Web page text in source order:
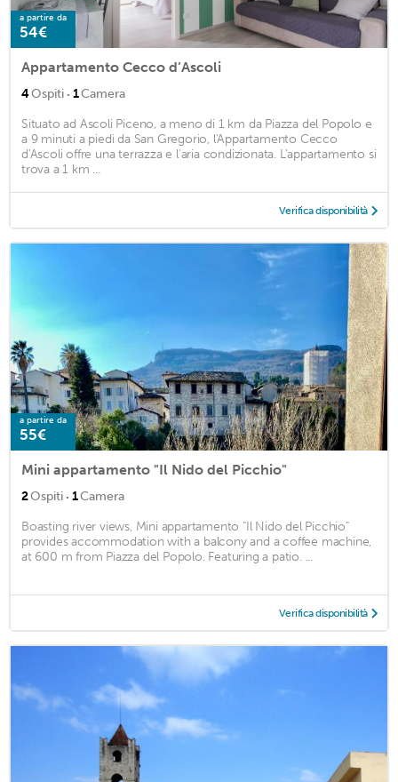
a partire da
54€
Appartamento Cecco d’Ascoli
4Ospiti · 1Camera
Situato ad Ascoli Piceno, a meno di 1 km da Piazza del Popolo e
a 9 minuti a piedi da San Gregorio, l'Appartamento Cecco
d'Ascoli offre una terrazza e l'aria condizionata. L'appartamento si
trova a 1 km ...
Verifica disponibilità
a partire da
55€
Mini appartamento "Il Nido del Picchio"
2Ospiti · 1Camera
Boasting river views, Mini appartamento "Il Nido del Picchio"
provides accommodation with a balcony and a coffee machine,
at 600 m from Piazza del Popolo. Featuring a patio. ...
Verifica disponibilità